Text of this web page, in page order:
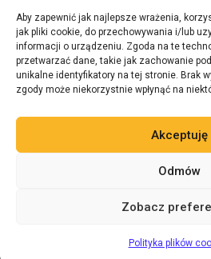
Aby zapewnić jak najlepsze wrażenia,
jak pliki cookie, do przechowywania i/lub
informacji o urządzeniu. Zgoda na te
przetwarzać dane, takie jak zachowanie
unikalne identyfikatory na tej stronie. Brak
zgody może niekorzystnie wpłynąć na
Akceptuję
Odmów
Zobacz
Polityka plików
©